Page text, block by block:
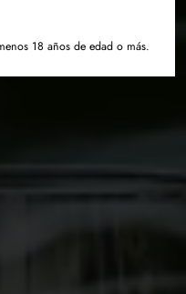
18 años de edad o más.